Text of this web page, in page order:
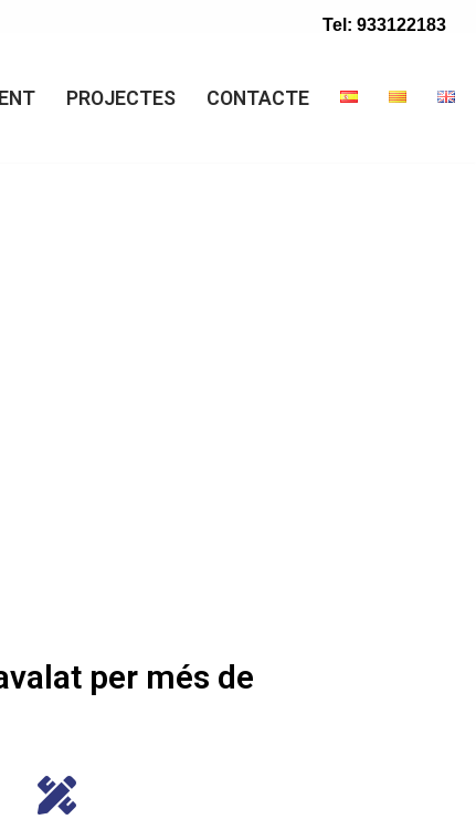
Tel: 933122183
PROJECTES CONTACTE
per més de